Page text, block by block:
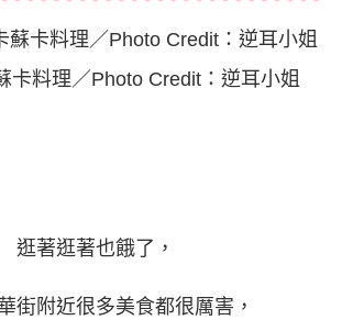
卡料理／Photo Credit：逆耳小姐
逛著逛著也餓了，
街附近很多美食都很厲害，